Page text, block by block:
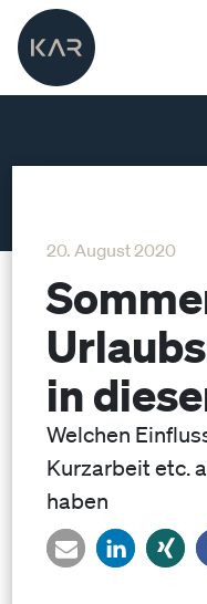
20. August 2020
in
Welchen
Kurzarbeit etc.
haben